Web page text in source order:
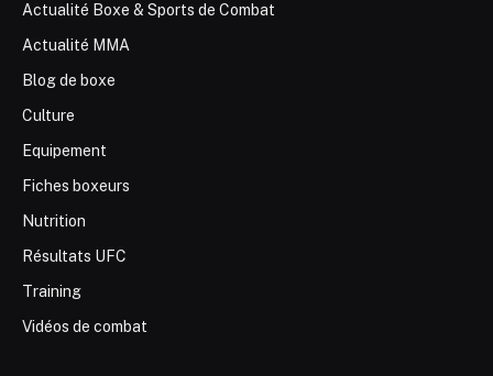
Actualité Boxe & Sports de Combat
Actualité MMA
Blog de boxe
Culture
Equipement
Fiches boxeurs
Nutrition
Résultats UFC
Training
Vidéos de combat